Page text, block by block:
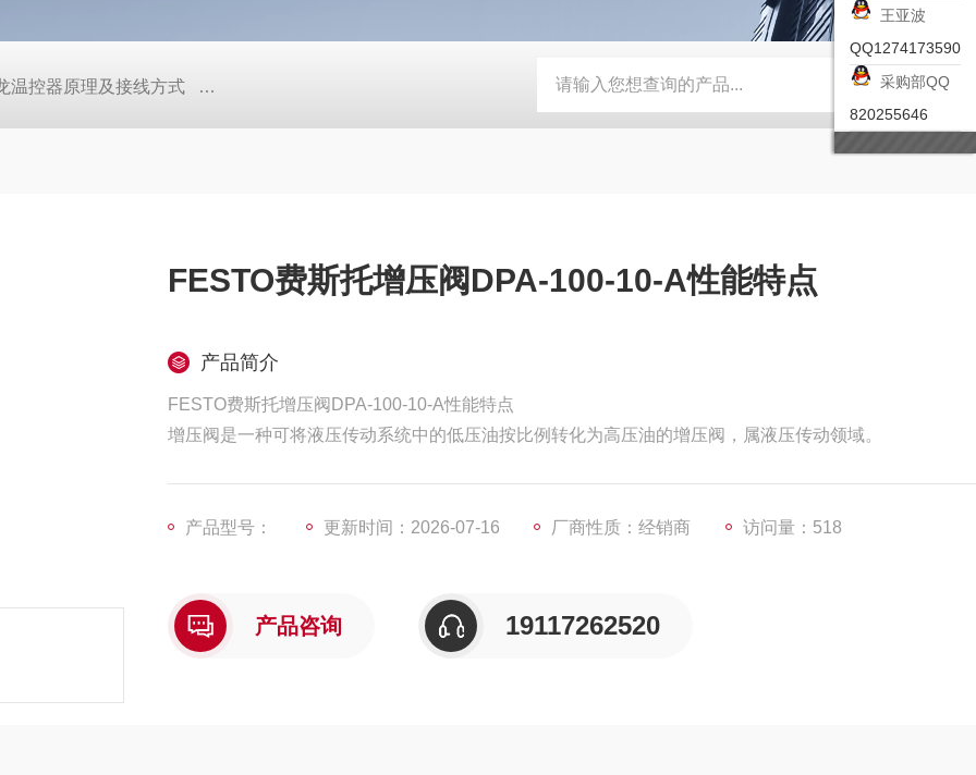
温控器原理及接线方式 日本SMC真空压力开关的中文资料ZK2-ZSEA-A *皮尔兹PILZ安全激光扫描仪 RZMO-TER-
FESTO费斯托增压阀DPA-100-10-A性能特点
产品简介
FESTO费斯托增压阀DPA-100-10-A性能特点
增压阀是一种可将液压传动系统中的低压油按比例转化为高压油的增压阀，属液压传动领域。
产品型号： 更新时间：2026-07-16 厂商性质：经销商 访问量：518
产品咨询 19117262520
王亚波
QQ1274173590
采购部QQ
820255646